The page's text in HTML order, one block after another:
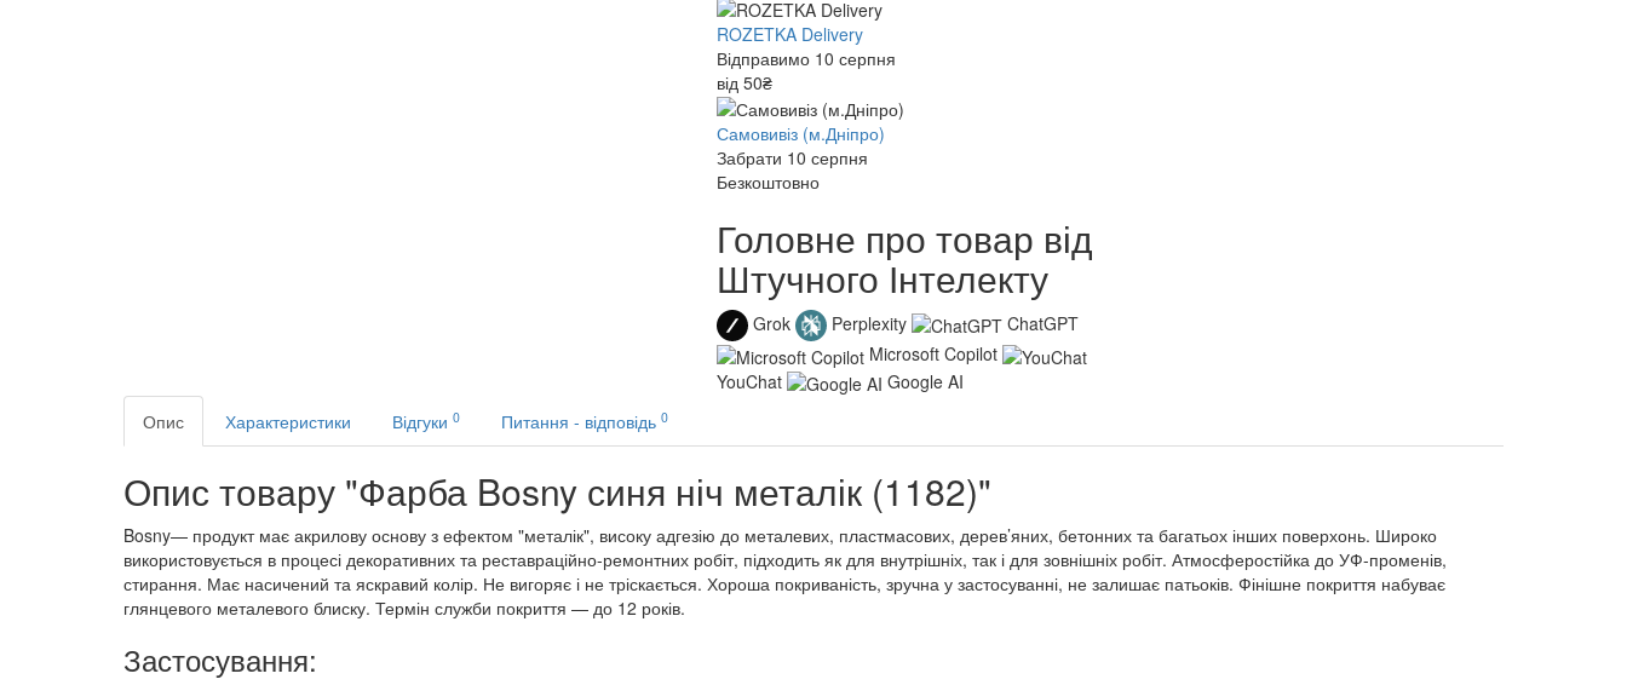
ROZETKA Delivery
Відправимо 10 серпня
від 50₴
Самовивіз (м.Дніпро)
Забрати 10 серпня
Безкоштовно
Головне про товар від
Штучного Інтелекту
Grok Perplexity
ChatGPT
Microsoft Copilot
YouChat
Google AI
Опис Характеристики Відгуки 0 Питання - відповідь 0
Опис товару "Фарба Bosny синя ніч металік (1182)"
Bosny— продукт має акрилову основу з ефектом "металік", високу адгезію до металевих, пластмасових, дерев’яних, бетонних та багатьох інших поверхонь. Широко
використовується в процесі декоративних та реставраційно-ремонтних робіт, підходить як для внутрішніх, так і для зовнішніх робіт. Атмосферостійка до УФ-променів,
стирання. Має насичений та яскравий колір. Не вигоряє і не тріскається. Хороша покриваність, зручна у застосуванні, не залишає патьоків. Фінішне покриття набуває
глянцевого металевого блиску. Термін служби покриття — до 12 років.
Застосування: